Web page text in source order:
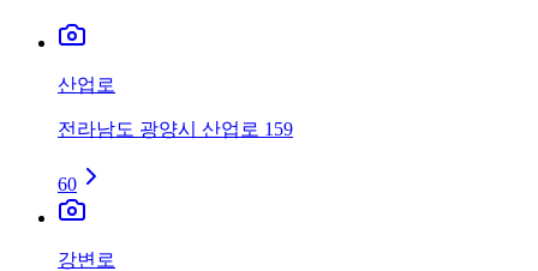
산업로
전라남도 광양시 산업로 159
60
강변로